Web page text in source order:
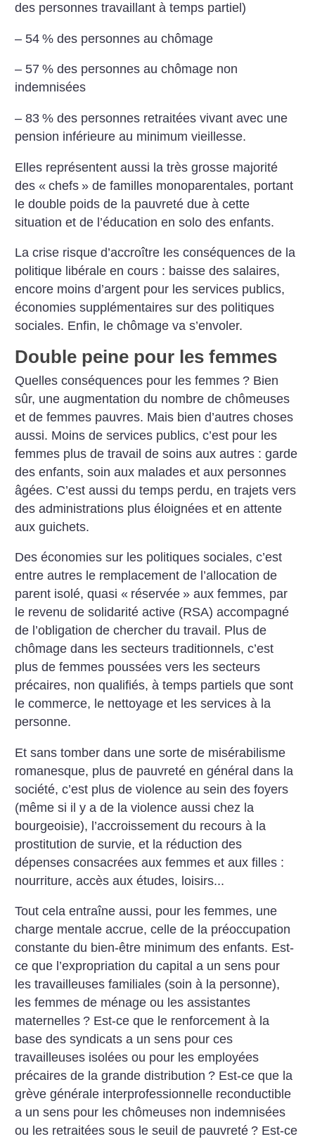
des personnes travaillant à temps partiel)
– 54 % des personnes au chômage
– 57 % des personnes au chômage non
indemnisées
– 83 % des personnes retraitées vivant avec une
pension inférieure au minimum vieillesse.
Elles représentent aussi la très grosse majorité
des « chefs » de familles monoparentales, portant
le double poids de la pauvreté due à cette
situation et de l’éducation en solo des enfants.
La crise risque d’accroître les conséquences de la
politique libérale en cours : baisse des salaires,
encore moins d’argent pour les services publics,
économies supplémentaires sur des politiques
sociales. Enfin, le chômage va s’envoler.
Double peine pour les femmes
Quelles conséquences pour les femmes ? Bien
sûr, une augmentation du nombre de chômeuses
et de femmes pauvres. Mais bien d’autres choses
aussi. Moins de services publics, c’est pour les
femmes plus de travail de soins aux autres : garde
des enfants, soin aux malades et aux personnes
âgées. C’est aussi du temps perdu, en trajets vers
des administrations plus éloignées et en attente
aux guichets.
Des économies sur les politiques sociales, c’est
entre autres le remplacement de l’allocation de
parent isolé, quasi « réservée » aux femmes, par
le revenu de solidarité active (RSA) accompagné
de l’obligation de chercher du travail. Plus de
chômage dans les secteurs traditionnels, c’est
plus de femmes poussées vers les secteurs
précaires, non qualifiés, à temps partiels que sont
le commerce, le nettoyage et les services à la
personne.
Et sans tomber dans une sorte de misérabilisme
romanesque, plus de pauvreté en général dans la
société, c’est plus de violence au sein des foyers
(même si il y a de la violence aussi chez la
bourgeoisie), l’accroissement du recours à la
prostitution de survie, et la réduction des
dépenses consacrées aux femmes et aux filles :
nourriture, accès aux études, loisirs...
Tout cela entraîne aussi, pour les femmes, une
charge mentale accrue, celle de la préoccupation
constante du bien-être minimum des enfants. Est-
ce que l’expropriation du capital a un sens pour
les travailleuses familiales (soin à la personne),
les femmes de ménage ou les assistantes
maternelles ? Est-ce que le renforcement à la
base des syndicats a un sens pour ces
travailleuses isolées ou pour les employées
précaires de la grande distribution ? Est-ce que la
grève générale interprofessionnelle reconductible
a un sens pour les chômeuses non indemnisées
ou les retraitées sous le seuil de pauvreté ? Est-ce